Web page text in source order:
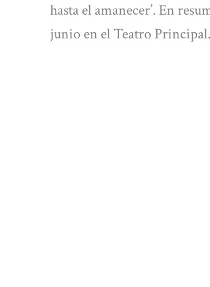
hasta el amanecer’. En
junio en el Teatro Principal.